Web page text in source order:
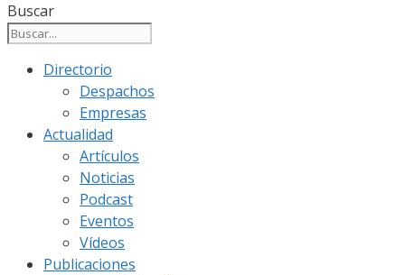
Buscar
Directorio
Despachos
Empresas
Actualidad
Artículos
Noticias
Podcast
Eventos
Vídeos
Publicaciones